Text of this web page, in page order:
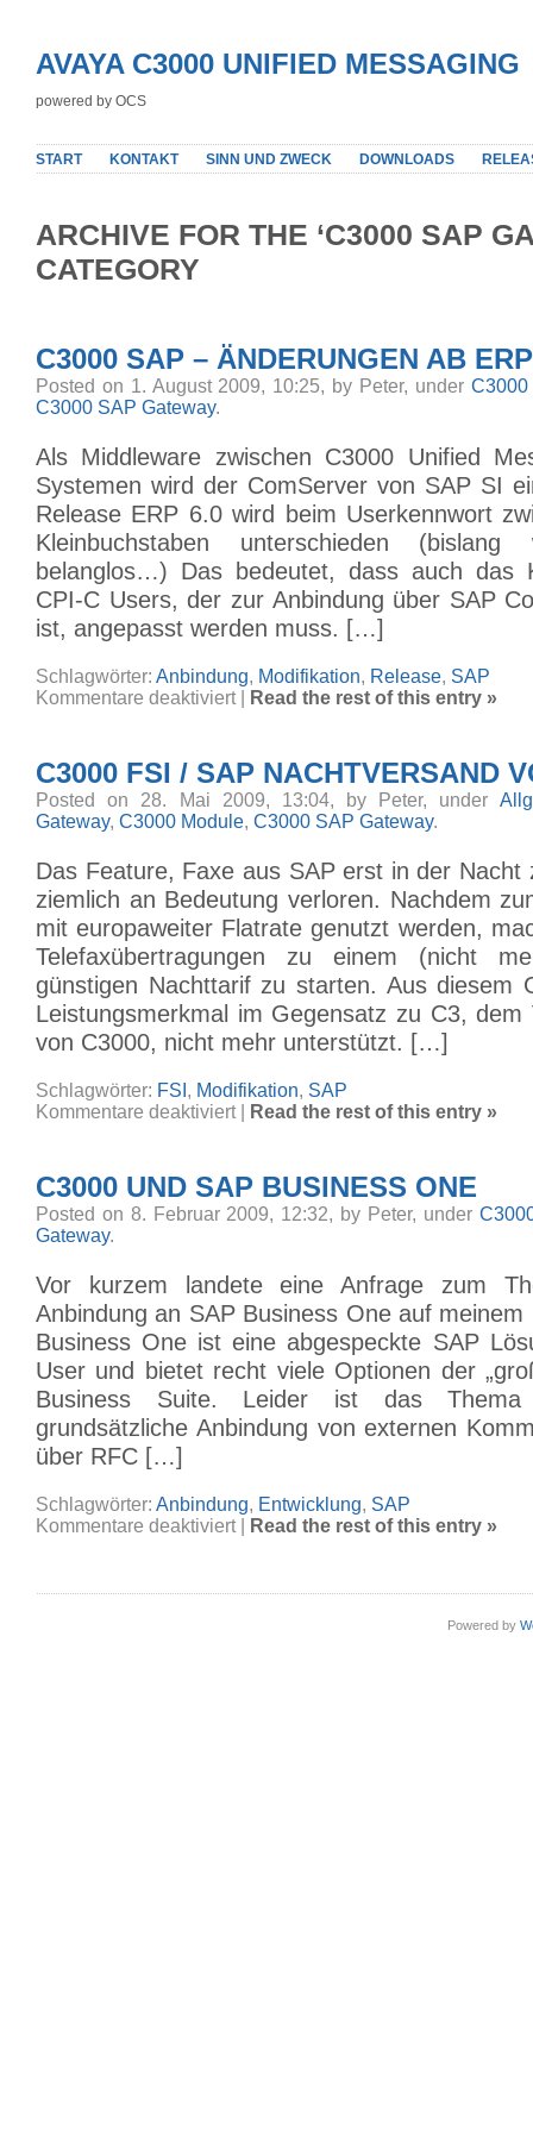
AVAYA C3000 UNIFIED MESSAGING
powered by OCS
START KONTAKT SINN UND ZWECK DOWNLOADS
ARCHIVE FOR THE ‘C3000 SAP
CATEGORY
C3000 SAP – ÄNDERUNGEN AB
Posted on 1. August 2009, 10:25, by Peter, under
C3000 SAP Gateway.
Als Middleware zwischen C3000 Unified
Systemen wird der ComServer von SAP SI
Release ERP 6.0 wird beim Userkennwort
Kleinbuchstaben unterschieden
belanglos…) Das bedeutet, dass auch das
CPI-C Users, der zur Anbindung über SAP
ist, angepasst werden muss. […]
Schlagwörter: Anbindung, Modifikation, Release, SAP
Kommentare deaktiviertfür
C3000
ab
ERP
6.0
Read the rest of this entry »
C3000 FSI / SAP NACHTVERSAND
Posted on 28. Mai 2009, 13:04, by Peter, under
Gateway, C3000 Module, C3000 SAP Gateway.
Das Feature, Faxe aus SAP erst in der Nacht
ziemlich an Bedeutung verloren. Nachdem
mit europaweiter Flatrate genutzt werden,
Telefaxübertragungen zu einem (nicht
günstigen Nachttarif zu starten. Aus diesem
Leistungsmerkmal im Gegensatz zu C3, dem
von C3000, nicht mehr unterstützt. […]
Schlagwörter: FSI , Modifikation, SAP
Kommentare deaktiviertfür
C3000
Nachtversand
von
Faxen
Read the rest of this entry »
C3000 UND SAP BUSINESS ONE
Posted on 8. Februar 2009, 12:32, by Peter, under
Gateway.
Vor kurzem landete eine Anfrage zum
Anbindung an SAP Business One auf meinem
Business One ist eine abgespeckte SAP
User und bietet recht viele Optionen der
Business Suite. Leider ist das
grundsätzliche Anbindung von externen
über RFC […]
Schlagwörter: Anbindung, Entwicklung, SAP
Kommentare deaktiviertfür
C3000
One
Read the rest of this entry »
Powered by